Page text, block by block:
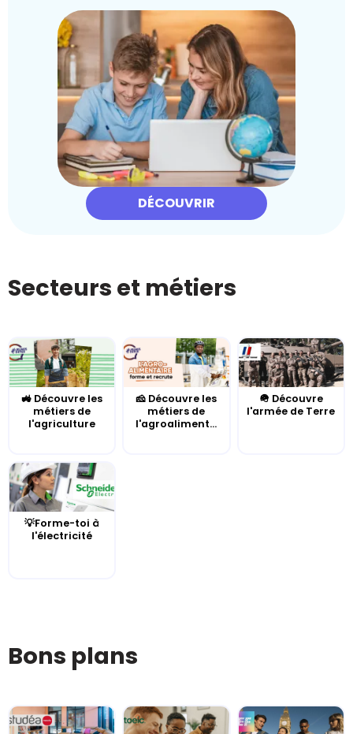
DÉCOUVRIR
Secteurs et métiers
🚜 Découvre les
métiers de
l'agriculture
🧀 Découvre les
métiers de
l'agroaliment...
🪖 Découvre
l'armée de Terre
💡Forme-toi à
l'électricité
Bons plans